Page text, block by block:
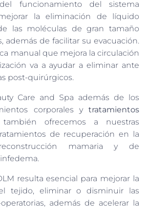
funcionamiento del sistema
la eliminación de líquido
las moléculas de gran tamaño
además de facilitar su evacuación.
manual que mejora la circulación
va a ayudar a eliminar ante
post-quirúrgicos.
Care and Spa además de los
corporales y tratamientos
ofrecemos a nuestras
de recuperación en la
mamaria y de
resulta esencial para mejorar la
tejido, eliminar o disminuir las
además de acelerar la